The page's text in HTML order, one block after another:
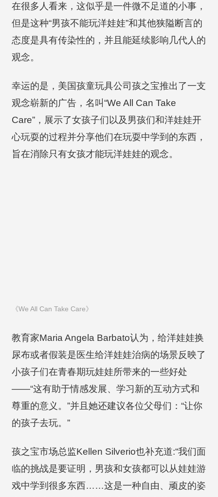
在很多人看来，这似乎是一件微不足道的小事，
但是这种“男孩不能玩洋娃娃”和其他狭隘断言的
态度是具有传染性的，并且能延续影响几代人的
观念。
幸运的是，美国孩童玩具公司孩之宝推出了一支
观念崭新的广告，名叫“We All Can Take
Care”，展示了女孩子们以及男孩们和洋娃娃开
心玩耍的过程并分享他们在玩耍中学到的东西，
旨在消除只有女孩才能玩洋娃娃的观念。
《We All Can Take Care》
教育家Maria Angela Barbato认为，给洋娃娃换
尿布或者假装是医生给洋娃娃治病的场景反映了
小孩子们在青春期玩娃娃所带来的一些好处
——“这有助于情感发展、学习新的互动方式和
尊重的意义。”并且她还建议各位父母们：“让你
的孩子去玩。”
孩之宝市场总监Kellen Silverio也补充道:“我们面
临的挑战是要证明，男孩和女孩都可以从娃娃游
戏中学到很多东西……这是一种自由、顽皮的姿